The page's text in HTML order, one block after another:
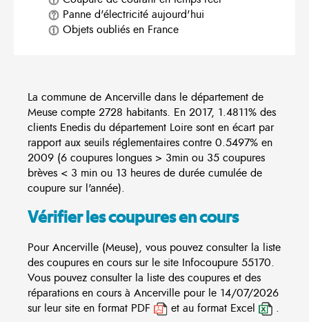
Panne d'électricité aujourd'hui
Objets oubliés en France
La commune de Ancerville dans le département de
Meuse compte 2728 habitants. En 2017, 1.4811% des
clients Enedis du département Loire sont en écart par
rapport aux seuils réglementaires contre 0.5497% en
2009 (6 coupures longues > 3min ou 35 coupures
brèves < 3 min ou 13 heures de durée cumulée de
coupure sur l'année).
Vérifier les coupures en cours
Pour Ancerville (Meuse), vous pouvez consulter la liste
des coupures en cours sur le site Infocoupure 55170.
Vous pouvez consulter la liste des coupures et des
réparations en cours à Ancerville pour le 14/07/2026
sur leur site en format PDF
et au format Excel .